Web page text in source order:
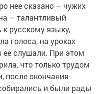
нее сказано – чужих
– талантливый
русскому языку,
голоса, на уроках
слушали. При этом
что только трудом
после окончания
и были рады